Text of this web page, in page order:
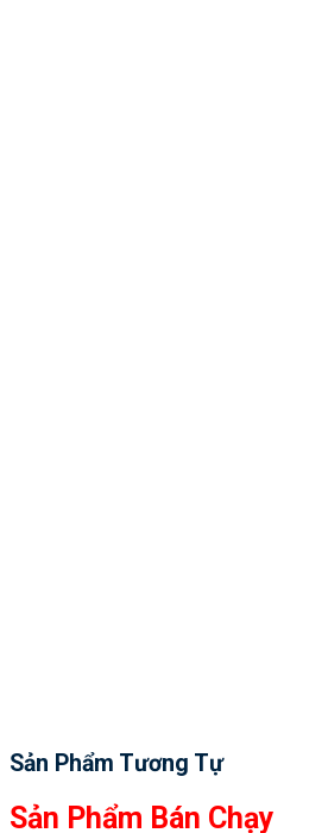
Sản Phẩm Tương Tự
Sản Phẩm Bán Chạy